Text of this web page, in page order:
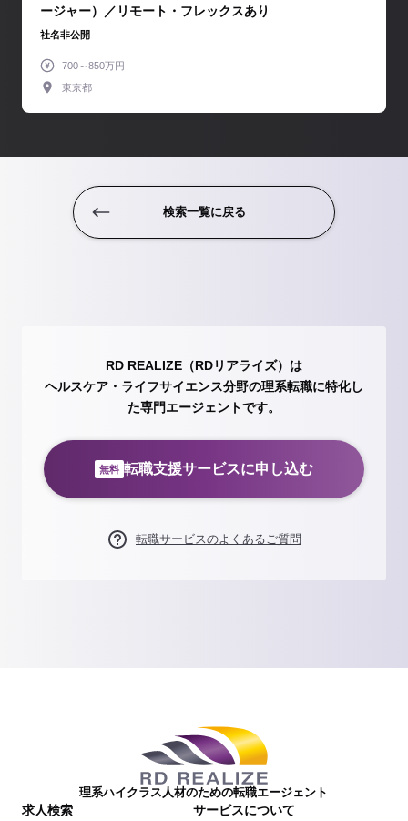
ージャー）／リモート・フレックスあり
社名非公開
700～850万円
東京都
検索一覧に戻る
RD REALIZE（RDリアライズ）は
ヘルスケア・ライフサイエンス分野の理系転職に特化し
た専門エージェントです。
無料 転職支援サービスに申し込む
転職サービスのよくあるご質問
理系ハイクラス人材のための転職エージェント
求人検索 サービスについて